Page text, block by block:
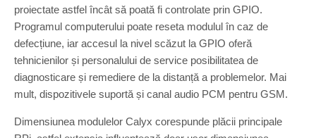
proiectate astfel încât să poată fi controlate prin GPIO.
Programul computerului poate reseta modulul în caz de
defecțiune, iar accesul la nivel scăzut la GPIO oferă
tehnicienilor și personalului de service posibilitatea de
diagnosticare și remediere de la distanță a problemelor. Mai
mult, dispozitivele suportă și canal audio PCM pentru GSM.
Dimensiunea modulelor Calyx corespunde plăcii principale